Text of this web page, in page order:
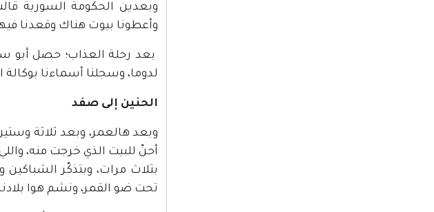
وبعدين الحكومة السورية
وأعطونا بيوت هناك وقعدنا
بعد رحلة العذاب؛ حصل أبو
لدوما، وسجلنا أسماءنا بوكالة
الحنين إلى صفد
وبعد هالعمر، وبعد ثلاثة
أحنّ للبيت الذي خرجت منه،
بثلاث مرات، وبتذكّر
تحت ضو القمر، ونشم هوا